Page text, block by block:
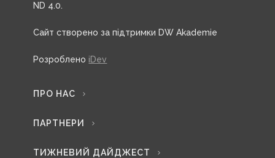
ND 4.0.
Сайт створено за підтримки DW Akademie
Розроблено iDev
ПРО НАС
ПАРТНЕРИ
ТИЖНЕВИЙ ДАЙДЖЕСТ